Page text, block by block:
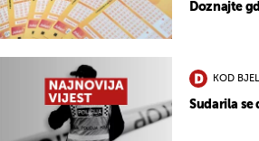
Doznajte
KOD
Sudarila se